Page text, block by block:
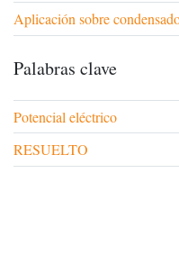
Aplicación sobre
Palabras clave
Potencial eléctrico
RESUELTO